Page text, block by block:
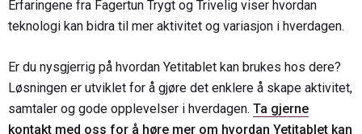
Erfaringene fra Fagertun Trygt og Trivelig viser hvordan
teknologi kan bidra til mer aktivitet og variasjon i hverdagen.
Er du nysgjerrig på hvordan Yetitablet kan brukes hos dere?
Løsningen er utviklet for å gjøre det enklere å skape aktivitet,
samtaler og gode opplevelser i hverdagen. Ta gjerne
kontakt med oss for å høre mer om hvordan Yetitablet kan